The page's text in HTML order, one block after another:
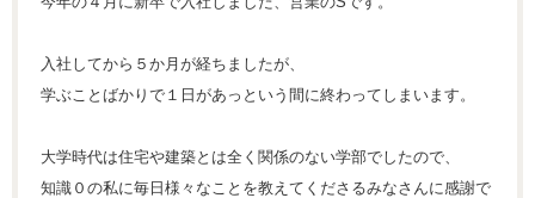
入社してから５か月が経ちましたが、
学ぶことばかりで１日があっという間に終わってしまいます。
大学時代は住宅や建築とは全く関係のない学部でしたので、
知識０の私に毎日様々なことを教えてくださるみなさんに感謝で